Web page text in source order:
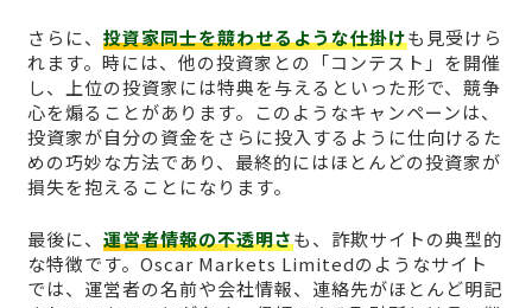
さらに、 投資家同士を競わせるような仕掛けも見受けら
れます。時には、他の投資家との「コンテスト」を開催
し、上位の投資家には特典を与えるといった形で、競争
心を煽ることがあります。このようなキャンペーンは、
投資家が自分の資金をさらに投入するように仕向けるた
めの巧妙な方法であり、最終的にはほとんどの投資家が
損失を抱えることになります。
最後に、 運営者情報の不透明さも、詐欺サイトの典型的
な特徴です。Oscar Markets Limitedのようなサイト
では、運営者の名前や会社情報、連絡先がほとんど明記